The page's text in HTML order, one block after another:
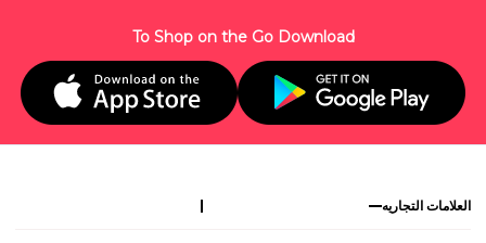
To Shop on the Go Download
العلامات التجاريه